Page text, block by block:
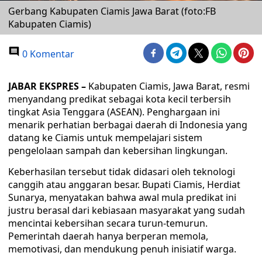
Gerbang Kabupaten Ciamis Jawa Barat (foto:FB
Kabupaten Ciamis)
0 Komentar
JABAR EKSPRES – Kabupaten Ciamis, Jawa Barat, resmi
menyandang predikat sebagai kota kecil terbersih
tingkat Asia Tenggara (ASEAN). Penghargaan ini
menarik perhatian berbagai daerah di Indonesia yang
datang ke Ciamis untuk mempelajari sistem
pengelolaan sampah dan kebersihan lingkungan.
Keberhasilan tersebut tidak didasari oleh teknologi
canggih atau anggaran besar. Bupati Ciamis, Herdiat
Sunarya, menyatakan bahwa awal mula predikat ini
justru berasal dari kebiasaan masyarakat yang sudah
mencintai kebersihan secara turun-temurun.
Pemerintah daerah hanya berperan memola,
memotivasi, dan mendukung penuh inisiatif warga.